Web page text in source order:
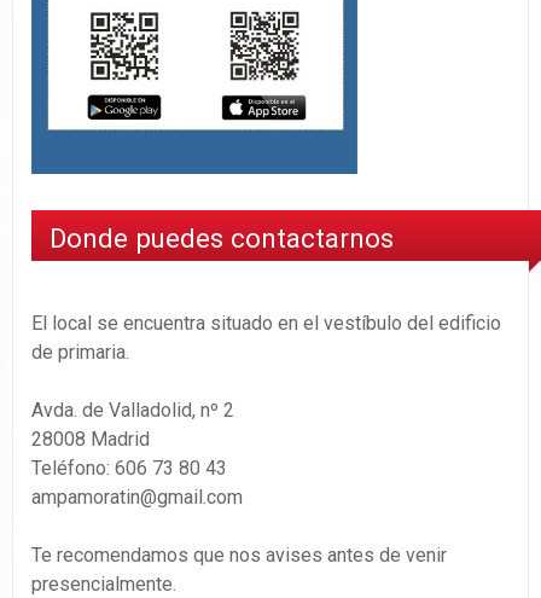
Donde puedes contactarnos
El local se encuentra situado en el vestíbulo del edificio
de primaria.
Avda. de Valladolid, nº 2
28008 Madrid
Teléfono: 606 73 80 43
ampamoratin@gmail.com
Te recomendamos que nos avises antes de venir
presencialmente.